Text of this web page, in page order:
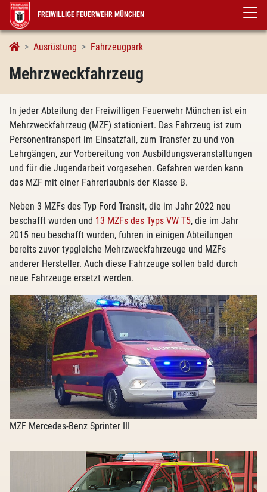
FREIWILLIGE FEUERWEHR MÜNCHEN
Ausrüstung Fahrzeugpark
Mehrzweckfahrzeug
Mehrzweckfahrzeug
In jeder Abteilung der Freiwilligen Feuerwehr München ist ein
Mehrzweckfahrzeug (MZF) stationiert. Das Fahrzeug ist zum
Personentransport im Einsatzfall, zum Transfer zu und von
Lehrgängen, zur Vorbereitung von Ausbildungsveranstaltungen
und für die Jugendarbeit vorgesehen. Gefahren werden kann
das MZF mit einer Fahrerlaubnis der Klasse B.
Neben 3 MZFs des Typ Ford Transit, die im Jahr 2022 neu
beschafft wurden und 13 MZFs des Typs VW T5, die im Jahr
2015 neu beschafft wurden, fuhren in einigen Abteilungen
bereits zuvor typgleiche Mehrzweckfahrzeuge und MZFs
anderer Hersteller. Auch diese Fahrzeuge sollen bald durch
neue Fahrzeuge ersetzt werden.
MZF Mercedes-Benz Sprinter III